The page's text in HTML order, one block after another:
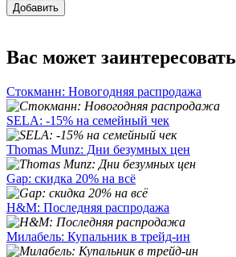
Добавить
Вас может заинтересовать
Стокманн: Новогодняя распродажа
SELA: -15% на семейный чек
Thomas Munz: Дни безумных цен
Gap: скидка 20% на всё
H&M: Последняя распродажа
Милабель: Купальник в трейд-ин